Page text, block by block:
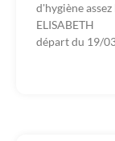
d'hygiène
ELISABETH
départ du 19/